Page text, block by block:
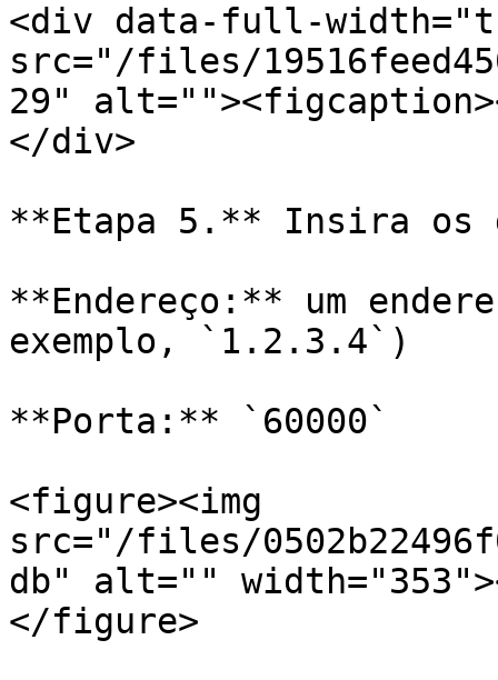
<div data-full-
src="/files/
29"
</div>
**Etapa 5.** Insira os
**Endereço:** um
exemplo, `1.2.3.4`)
**Porta:** `60000`
<figure><img
src="/files/
db" alt=""
</figure>